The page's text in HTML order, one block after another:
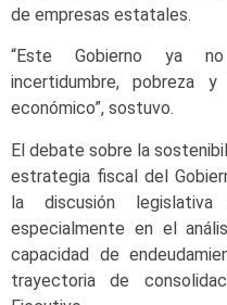
de empresas estatales.
“Este Gobierno ya
incertidumbre, pobreza
económico”, sostuvo.
El debate sobre la
estrategia fiscal del
la discusión
especialmente en el
capacidad de
trayectoria de